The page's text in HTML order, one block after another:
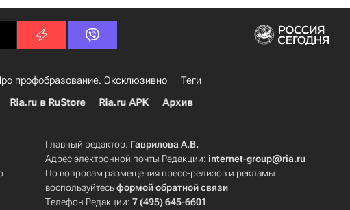
профобразование. Эксклюзивно
Теги
Ria.ru в RuStore Ria.ru APK Архив
Главный редактор: Гаврилова А.В.
Адрес электронной почты Редакции:internet-group@ria.ru
По вопросам размещения пресс-релизов и рекламы
воспользуйтесьформой обратной связи
Телефон Редакции:7 (495) 645-6601